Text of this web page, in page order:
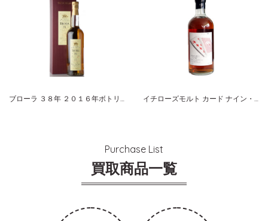
ブローラ ３８年 ２０１６年ボトリング イチローズモルト カード ナイン・オブ・ダイヤモンズ
Purchase List
買取商品一覧